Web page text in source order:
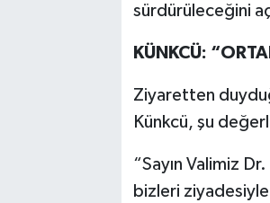
sürdürüleceğini
KÜNKCÜ:
Ziyaretten
Künkcü, şu
“Sayın Valimiz
bizleri